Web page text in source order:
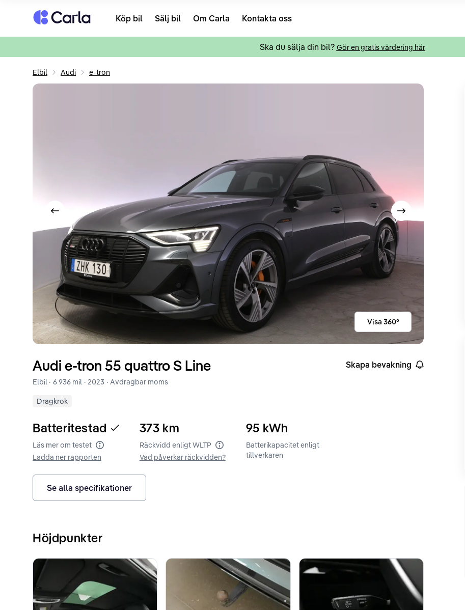
Tillbaka till startsidan Köp bil Sälj bil Om Carla Kontakta oss
Ska du sälja din bil? Gör en gratis värdering här
Elbil Audi e-tron
Visa föregående bild Visa nästa bild
Visa 360°
Audi e-tron 55 quattro S Line Skapa bevakning
Elbil · 6 936 mil · 2023 · Avdragbar moms
Dragkrok
Batteritestad
Läs mer om testet Batteritest
Ladda ner rapporten
373 km
Räckvidd enligt WLTP Räckvidd enligt WLTP
Vad påverkar räckvidden?
95 kWh
Batterikapacitet enligt
tillverkaren
Se alla specifikationer
Höjdpunkter